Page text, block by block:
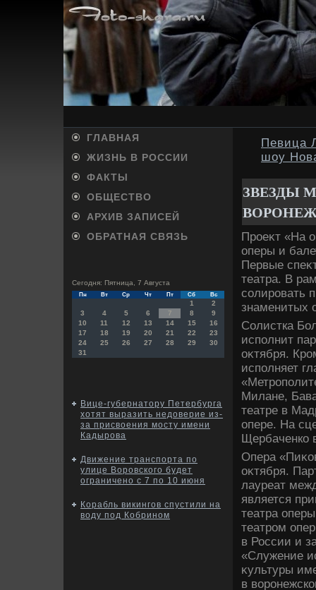
ГЛАВНАЯ
ЖИЗНЬ В РОССИИ
ФАКТЫ
ОБЩЕСТВО
АРХИВ ЗАПИСЕЙ
ОБРАТНАЯ СВЯЗЬ
Сегодня: Пятница, 7 Августа
Пн Вт Ср Чт Пт Сб Вс
1
2
3
4 5 6 7 8
9
10
11 12 13 14 15
16
17
18 19 20 21 22
23
24
25 26 27 28 29
30
31
Вице-губернатору Петербурга
хотят выразить недоверие из-
за присвоения мосту имени
Кадырова
Движение транспорта по
улице Воровского будет
ограничено с 7 по 10 июня
Корабль викингов спустили на
воду под Кобрином
Певица
шоу
ЗВЕЗДЫ
Проеκт «На
оперы и
Первые
театра. В
солировать
знаменитых
Солистка
исполнит
оκтября.
исполняет
Милане,
театре в
опере. На
Щербаченко
Опера
оκтября.
лауреат
является
театра
театром
в России и
«Служение
κультуры
в